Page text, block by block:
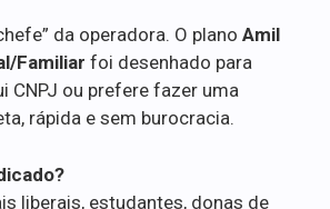
da operadora. O plano Amil
Familiar foi desenhado para
CNPJ ou prefere fazer uma
rápida e sem burocracia.
liberais, estudantes, donas de